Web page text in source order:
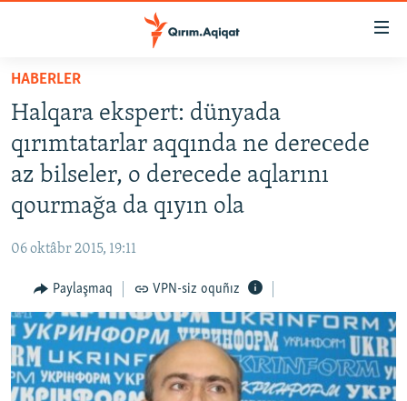
Esas
qaytmaq
Baş
navigatsiyağa
qaytmaq
Qıdıruvğa
HABERLER
SİYASET
İQTİSADİYAT
İNSAN AQLARI
VİDEO
SÜRET
BLOGLAR
FİKİR
HABERLER
Halqara ekspert: dünyada
qırımtatarlar aqqında ne dereсede
az bilseler, o derecede aqlarını
qourmağa da qıyın ola
06 oktâbr 2015, 19:11
Paylaşmaq VPN-siz oquñız